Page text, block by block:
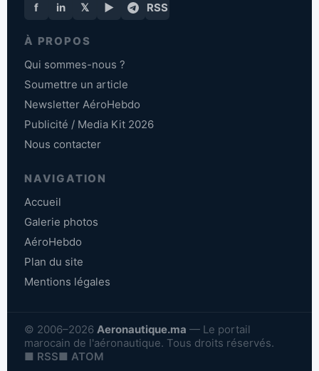
f in 𝕏 ▶ RSS
À PROPOS
Qui sommes-nous ?
Soumettre un article
Newsletter AéroHebdo
Publicité / Media Kit 2026
Nous contacter
NAVIGATION
Accueil
Galerie photos
AéroHebdo
Plan du site
Mentions légales
© 2006–2026 Aeronautique.ma — Le portail
marocain de l'aéronautique. Tous droits réservés.
■ RSS■ ATOM